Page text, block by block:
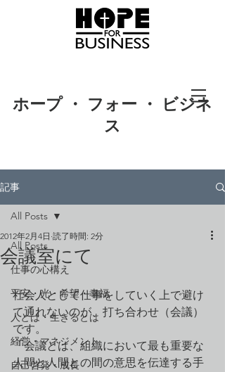
ホープ ・ フォー ・ ビジネ
ス
記事
All Posts
仕事の心構え
平安・光・希望・幸福
人とは・生きるとは
経営・マネジメント
自己啓発・成長
All Posts
会議室にて
2012年2月4日 読了時間: 2分
社会人として仕事をしていく上で避け
て通れないのが、打ち合わせ（会議）
です。
「会議とは、組織において最も重要な
人間と人間との間の意思を伝達する手